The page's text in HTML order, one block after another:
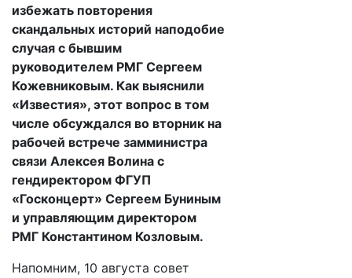
избежать повторения
скандальных историй наподобие
случая с бывшим
руководителем РМГ Сергеем
Кожевниковым. Как выяснили
«Известия», этот вопрос в том
числе обсуждался во вторник на
рабочей встрече замминистра
связи Алексея Волина с
гендиректором ФГУП
«Госконцерт» Сергеем Буниным
и управляющим директором
РМГ Константином Козловым.
Напомним, 10 августа совет